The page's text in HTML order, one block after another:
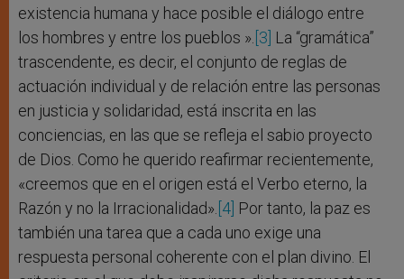
existencia humana y hace posible el diálogo entre
los hombres y entre los pueblos ». [3] La “gramática”
trascendente, es decir, el conjunto de reglas de
actuación individual y de relación entre las personas
en justicia y solidaridad, está inscrita en las
conciencias, en las que se refleja el sabio proyecto
de Dios. Como he querido reafirmar recientemente,
«creemos que en el origen está el Verbo eterno, la
Razón y no la Irracionalidad». [4] Por tanto, la paz es
también una tarea que a cada uno exige una
respuesta personal coherente con el plan divino. El